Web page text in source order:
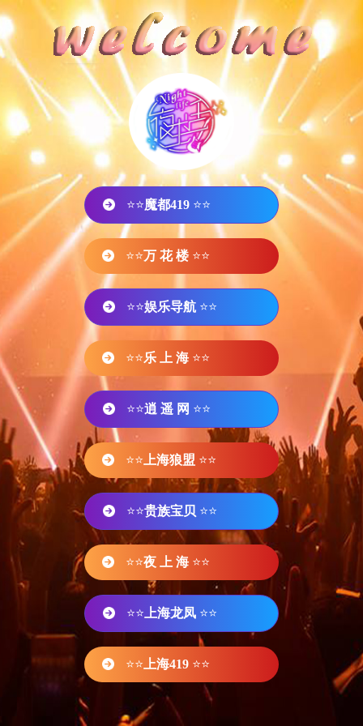
⭐⭐魔都419 ⭐⭐
⭐⭐万 花 楼 ⭐⭐
⭐⭐娱乐导航 ⭐⭐
⭐⭐乐 上 海 ⭐⭐
⭐⭐逍 遥 网 ⭐⭐
⭐⭐ 上海狼盟 ⭐⭐
⭐⭐贵族宝贝 ⭐⭐
⭐⭐夜 上 海 ⭐⭐
⭐⭐ 上海龙凤 ⭐⭐
⭐⭐ 上海419 ⭐⭐